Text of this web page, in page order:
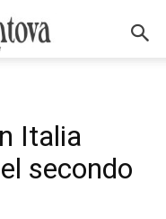
Italia
secondo